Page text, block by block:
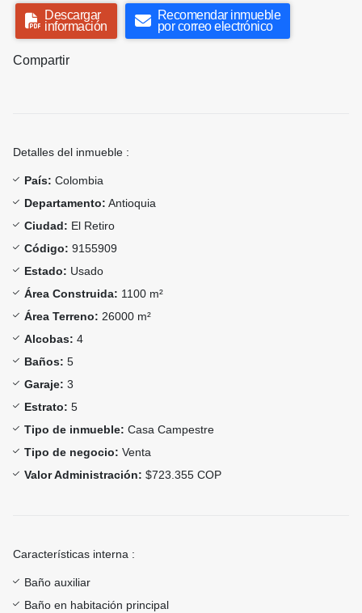
Descargar
información
Recomendar inmueble
por correo electrónico
Compartir
Detalles del inmueble :
País: Colombia
Departamento: Antioquia
Ciudad: El Retiro
Código: 9155909
Estado: Usado
Área Construida: 1100 m²
Área Terreno: 26000 m²
Alcobas: 4
Baños: 5
Garaje: 3
Estrato: 5
Tipo de inmueble: Casa Campestre
Tipo de negocio: Venta
Valor Administración: $723.355 COP
Características interna :
Baño auxiliar
Baño en habitación principal